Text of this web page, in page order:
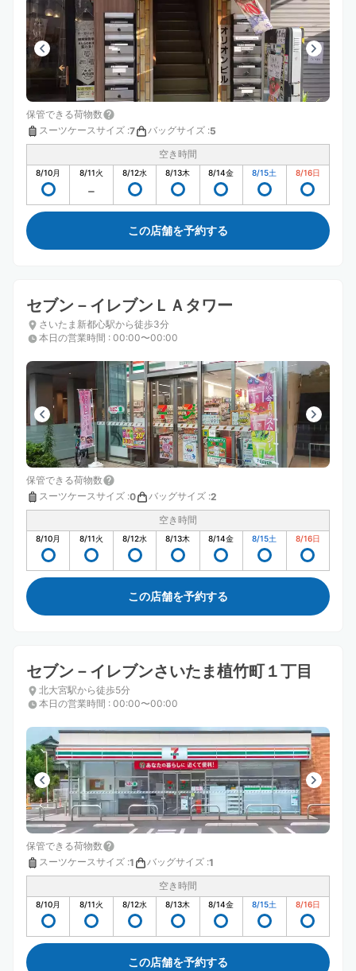
保管できる荷物数
スーツケースサイズ :7 バッグサイズ :5
空き時間
8/10月 8/11火 8/12水 8/13木 8/14金 8/15土 8/16日
この店舗を予約する
セブン－イレブンＬＡタワー
さいたま新都心駅から徒歩3分
本日の営業時間 : 00:00〜00:00
保管できる荷物数
スーツケースサイズ :0 バッグサイズ :2
空き時間
8/10月 8/11火 8/12水 8/13木 8/14金 8/15土 8/16日
この店舗を予約する
セブン－イレブンさいたま植竹町１丁目
北大宮駅から徒歩5分
本日の営業時間 : 00:00〜00:00
保管できる荷物数
スーツケースサイズ :1 バッグサイズ :1
空き時間
8/10月 8/11火 8/12水 8/13木 8/14金 8/15土 8/16日
この店舗を予約する